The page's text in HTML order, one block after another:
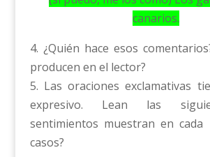
canarios.
4. ¿Quién hace esos
producen en el lector?
5. Las oraciones exclamativas
expresivo. Lean las
sentimientos muestran en
casos?